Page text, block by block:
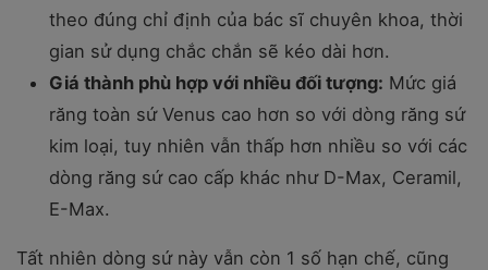
theo đúng chỉ định của bác sĩ chuyên khoa, thời
gian sử dụng chắc chắn sẽ kéo dài hơn.
Giá thành phù hợp với nhiều đối tượng: Mức giá
răng toàn sứ Venus cao hơn so với dòng răng sứ
kim loại, tuy nhiên vẫn thấp hơn nhiều so với các
dòng răng sứ cao cấp khác như D-Max, Ceramil,
E-Max.
Tất nhiên dòng sứ này vẫn còn 1 số hạn chế, cũng